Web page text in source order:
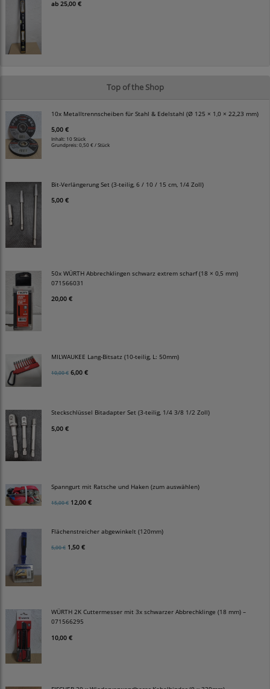
ab 25,00 €
Top of the Shop
10x Metalltrennscheiben für Stahl & Edelstahl (Ø 125 × 1,0 × 22,23 mm)
5,00 €
Inhalt: 10 Stück
Grundpreis:0,50 € / Stück
Bit-Verlängerung Set (3-teilig, 6 / 10 / 15 cm, 1/4 Zoll)
5,00 €
50x WÜRTH Abbrechklingen schwarz extrem scharf (18 × 0,5 mm)
071566031
20,00 €
MILWAUKEE Lang-Bitsatz (10-teilig, L: 50mm)
10,00 € 6,00 €
Steckschlüssel Bitadapter Set (3-teilig, 1/4 3/8 1/2 Zoll)
5,00 €
Spanngurt mit Ratsche und Haken (zum auswählen)
15,00 € 12,00 €
Flächenstreicher abgewinkelt (120mm)
5,00 € 1,50 €
WÜRTH 2K Cuttermesser mit 3x schwarzer Abbrechklinge (18 mm) –
071566295
10,00 €